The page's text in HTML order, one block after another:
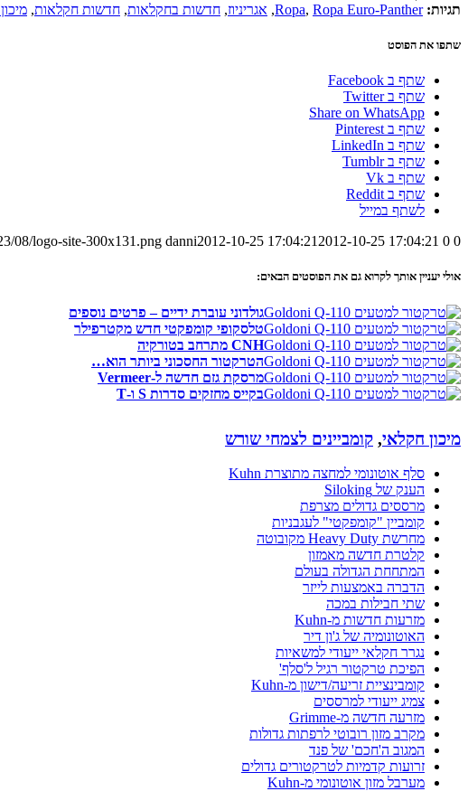
תגיות:
Ropa, Ropa Euro-Panther
, אגריניוז, חדשות בחקלאות, חדשות חקלאות,
שתפו את הפוסט
שתף ב Facebook
שתף ב Twitter
Share on WhatsApp
שתף ב Pinterest
שתף ב LinkedIn
שתף ב Tumblr
שתף ב Vk
שתף ב Reddit
לשתף במייל
0
0
08/logo-site-300x131.png danni2012-10-25 17:04:21 2012-10-25 17:04:21
אולי יעניין אותך לקרוא גם את הפוסטים הבאים:
גולדוני עוברת ידיים – פרטים נוספים
טלסקופי קומפקטי חדש מקטרפילר
CNH מתרחב בטורקיה
הטרקטור החסכוני ביותר הוא…
מרסקת גזם חדשה ל-Vermeer
בקייס מחזקים סדרות S ו-T
מיכון חקלאי, קומביינים לצמחי שורש
סלף אוטונומי למחצה מתוצרת Kuhn
הענק של Siloking
מרססים גדולים מצרפת
קומביין "קומפקטי" לעגבניות
מחרשת Heavy Duty מקובוטה
קלטרת חדשה מאמזון
המתחחת הגדולה בעולם
הדברה באמצעות לייזר
שתי חבילות במכה
מזרעות חדשות מ-Kuhn
האוטונומיה של ג'ון דיר
נגרר חקלאי ייעודי למשאיות
הפיכת טרקטור רגיל ל'סלף'
קומבינציית זריעה/דישון מ-Kuhn
צמיג ייעודי למרססים
מזרעה חדשה מ-Grimme
מקרב מזון רובוטי לרפתות גדולות
המגוב ה'חכם' של פנד
זרועות קדמיות לטרקטורים גדולים
מערבל מזון אוטונומי מ-Kuhn